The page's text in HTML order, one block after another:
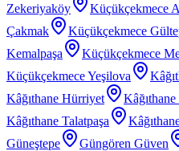
Zekeriyaköy
Küçükçekmece
Çakmak
Küçükçekmece
Kemalpaşa
Küçükçekmece
Küçükçekmece Yeşilova
Kâğıthane Hürriyet
Kâğıthane Talatpaşa
Güneştepe
Güngören Güven